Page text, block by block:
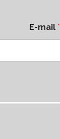
E-mail*